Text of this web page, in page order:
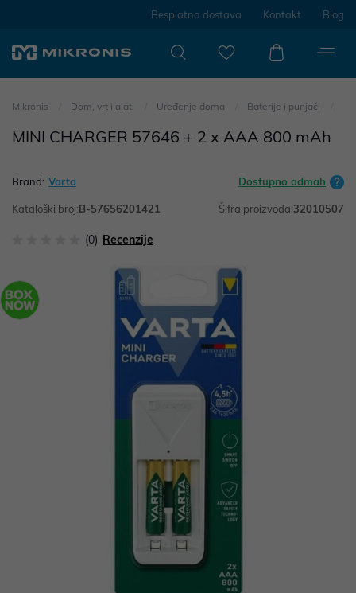
Besplatna dostava Kontakt Blog
Mikronis Dom, vrt i alati Uređenje doma Baterije i punjači
MINI CHARGER 57646 + 2 x AAA 800 mAh
Brand: Varta Dostupno odmah
Kataloški broj:B-57656201421 Šifra proizvoda:32010507
(0) Recenzije